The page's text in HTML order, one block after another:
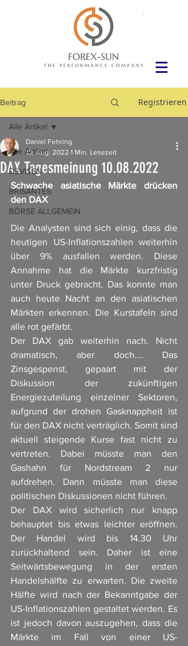
Beitrag Registrieren
Alle Artikel
DEVISEN
BRISANTES
BÖRSE ALLGEMEIN
Alle Artikel
DAX Tagesmeinung 10.08.2022
Daniel Fehring
10. Aug. 2022 1 Min. Lesezeit
Schwache asiatische Märkte drücken
den DAX
Die Analysten sind sich einig, dass die
heutigen US-Inflationszahlen weiterhin
über 9% ausfallen werden. Diese
Annahme hat die Märkte kurzfristig
unter Druck gebracht. Das konnte man
auch heute Nacht an den asiatischen
Märkten erkennen. Die Kurstafeln sind
alle rot gefärbt.
Der DAX gab weiterhin nach. Nicht
dramatisch, aber doch…. Das
Zinsgespenst, gepaart mit der
Diskussion der zukünftigen
Energiezuteilung einzelner Sektoren,
aufgrund der drohen Gasknappheit ist
für den DAX nicht verträglich. Somit sind
aktuell steigende Kurse fast nicht zu
vertreten. Dabei müsste man den
Gashahn für Nordstream 2 nur
aufdrehen. Dann müsste man diese
politischen Diskussionen nicht führen.
Der DAX wird sicherlich nur knapp
behauptet bis etwas leichter eröffnen.
Der Handel wird bis 14.30 Uhr
zurückhaltend sein. Daher ist eine
Seitwärtsbewegung in der ersten
Handelshälfte zu erwarten. Die zweite
Hälfte wird nach der Bekanntgabe der
US-Inflationszahlen gestaltet werden. Es
ist jedoch davon auszugehen, dass die
Märkte im Fall von einer US-